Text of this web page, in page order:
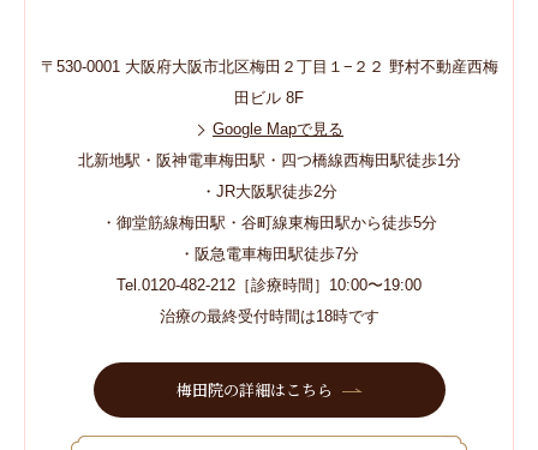
〒530-0001 大阪府大阪市北区梅田２丁目１−２２ 野村不動産西梅
田ビル 8F
Google Mapで見る
北新地駅・阪神電車梅田駅・四つ橋線西梅田駅徒歩1分
・JR大阪駅徒歩2分
・御堂筋線梅田駅・谷町線東梅田駅から徒歩5分
・阪急電車梅田駅徒歩7分
Tel.0120-482-212［診療時間］10:00〜19:00
治療の最終受付時間は18時です
梅田院の詳細はこちら